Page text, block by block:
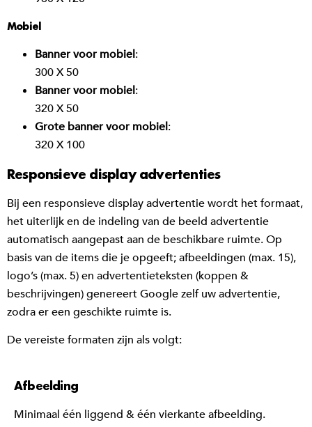
Mobiel
Banner voor mobiel:
300 X 50
Banner voor mobiel:
320 X 50
Grote banner voor mobiel:
320 X 100
Responsieve display advertenties
Bij een responsieve display advertentie wordt het formaat,
het uiterlijk en de indeling van de beeld advertentie
automatisch aangepast aan de beschikbare ruimte. Op
basis van de items die je opgeeft; afbeeldingen (max. 15),
logo’s (max. 5) en advertentieteksten (koppen &
beschrijvingen) genereert Google zelf uw advertentie,
zodra er een geschikte ruimte is.
De vereiste formaten zijn als volgt:
Afbeelding
Minimaal één liggend & één vierkante afbeelding.